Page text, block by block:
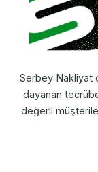
Serbey Nakliyat
dayanan
değerli